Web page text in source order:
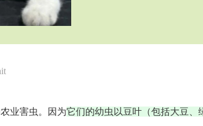
业害虫。因为它们的幼虫以豆叶（包括大豆、